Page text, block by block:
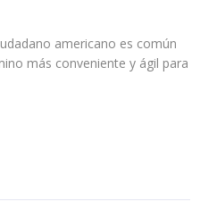
americano es común
más conveniente y ágil para